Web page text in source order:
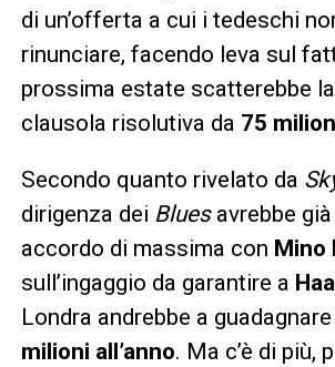
di un’offerta a cui i tedeschi
rinunciare, facendo leva sul
prossima estate scatterebbe
clausola risolutiva da 75
Secondo quanto rivelato da
dirigenza dei Bluesavrebbe
accordo di massima con Mino
sull’ingaggio da garantire a
Londra andrebbe a
milioni all’anno. Ma c’è di più,